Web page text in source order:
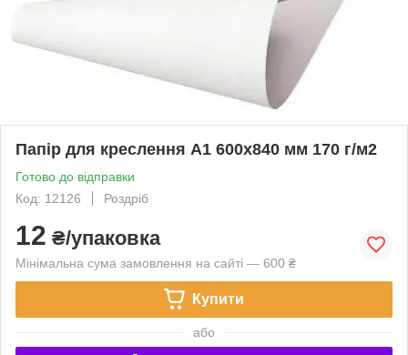
Папір для креслення А1 600х840 мм 170 г/м2
Готово до відправки
Код: 12126
Роздріб
12 ₴/упаковка
Мінімальна сума замовлення на сайті — 600 ₴
Купити
або